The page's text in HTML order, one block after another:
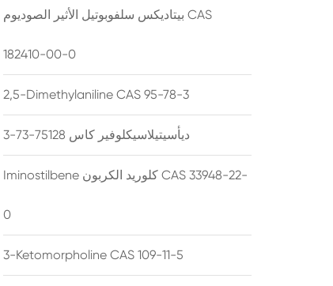
بيتاديكس سلفوبوتيل الأثير الصوديوم CAS
182410-00-0
2,5-Dimethylaniline CAS 95-78-3
ديأسيتيلاسيكلوفير كاس 75128-73-3
Iminostilbene كلوريد الكربون CAS 33948-22-
0
3-Ketomorpholine CAS 109-11-5